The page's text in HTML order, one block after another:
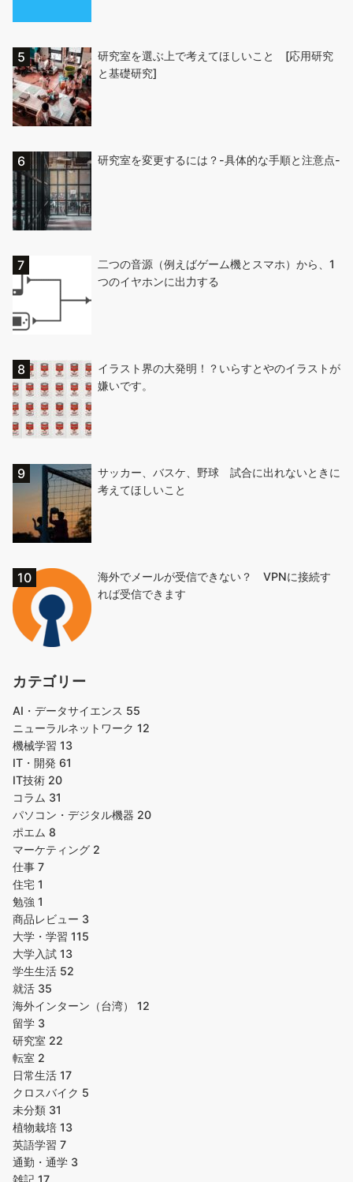
研究室を選ぶ上で考えてほしいこと [応用研究
と基礎研究]
研究室を変更するには？-具体的な手順と注意点-
二つの音源（例えばゲーム機とスマホ）から、1
つのイヤホンに出力する
イラスト界の大発明！？いらすとやのイラストが
嫌いです。
サッカー、バスケ、野球 試合に出れないときに
考えてほしいこと
海外でメールが受信できない？ VPNに接続す
れば受信できます
カテゴリー
AI・データサイエンス 55
ニューラルネットワーク 12
機械学習 13
IT・開発 61
IT技術 20
コラム 31
パソコン・デジタル機器 20
ポエム 8
マーケティング 2
仕事 7
住宅 1
勉強 1
商品レビュー 3
大学・学習 115
大学入試 13
学生生活 52
就活 35
海外インターン（台湾） 12
留学 3
研究室 22
転室 2
日常生活 17
クロスバイク 5
未分類 31
植物栽培 13
英語学習 7
通勤・通学 3
雑記 17